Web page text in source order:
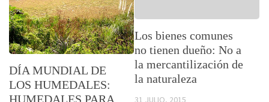
DÍA MUNDIAL DE
LOS HUMEDALES:
HUMEDALES PARA
Los bienes comunes
no tienen dueño: No a
la mercantilización de
la naturaleza
31 JULIO, 2015